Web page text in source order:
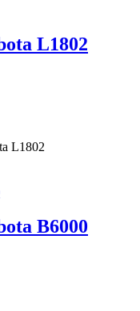
L1802
L1802
B6000